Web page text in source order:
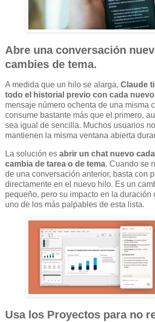
Abre una conversación
cambies de tema.
A medida que un hilo se alarga, Claude
todo el historial previo con cada
mensaje número ochenta de una misma
consume bastante más que el primero,
sea igual de sencilla. Muchos usuarios
mantienen la misma ventana abierta
La solución es abrir un chat nuevo
cambia de tarea o de tema. Cuando se
de una conversación anterior, basta con
directamente en el nuevo hilo. Es un
pequeño, pero su impacto en la duración
uno de los más palpables de esta lista.
Usa los Proyectos para no